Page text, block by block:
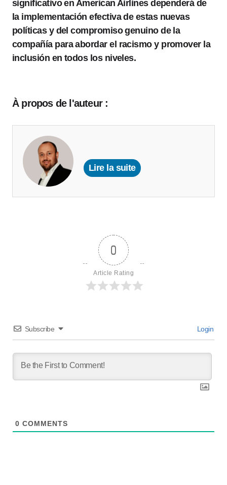
significativo en American Airlines dependerá de
la implementación efectiva de estas nuevas
políticas y del compromiso genuino de la
compañía para abordar el racismo y promover la
inclusión en todos los niveles.
À propos de l'auteur :
Lire la suite
0
Article Rating
Subscribe Login
0 COMMENTS